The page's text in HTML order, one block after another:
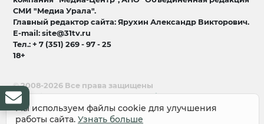
СМИ "Медиа Урала".
Главный редактор сайта: Ярухин Александр Викторович.
E-mail: site@31tv.ru
Тел.: + 7 (351) 269 - 97 - 25
18+
© 2008-2026 Все права защищены
разработка и продвижение:Lukevium
Мы используем файлы cookie для улучшения
работы сайта. Узнать больше